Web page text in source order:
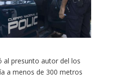
al presunto autor del los
a menos de 300 metros